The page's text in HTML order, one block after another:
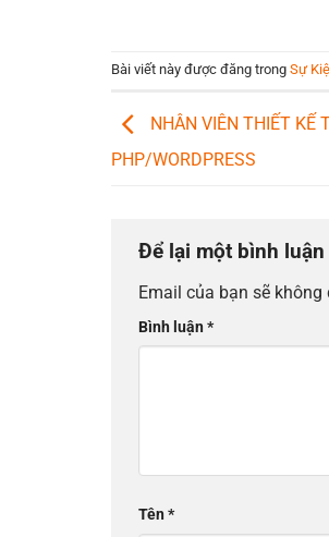
Bài viết này được đăng trong Sự
NHÂN VIÊN THIẾT KẾ
PHP/WORDPRESS
Để lại một bình luận
Email của bạn sẽ
Bình luận*
Tên*